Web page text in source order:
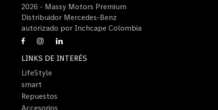
2026 - Massy Motors Premium
Distribuidor Mercedes-Benz
autorizado por Inchcape Colombia
LINKS DE INTERÉS
LifeStyle
smart
Repuestos
Accesorios